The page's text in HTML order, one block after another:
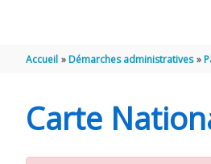
Accueil Démarches administratives
Carte